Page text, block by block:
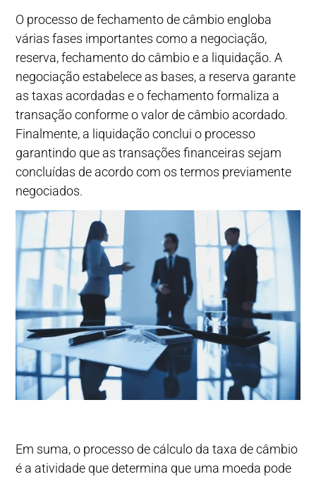
O processo de fechamento de câmbio engloba
várias fases importantes como a negociação,
reserva, fechamento do câmbio e a liquidação. A
negociação estabelece as bases, a reserva garante
as taxas acordadas e o fechamento formaliza a
transação conforme o valor de câmbio acordado.
Finalmente, a liquidação conclui o processo
garantindo que as transações financeiras sejam
concluídas de acordo com os termos previamente
negociados.
Em suma, o processo de cálculo da taxa de câmbio
é a atividade que determina que uma moeda pode